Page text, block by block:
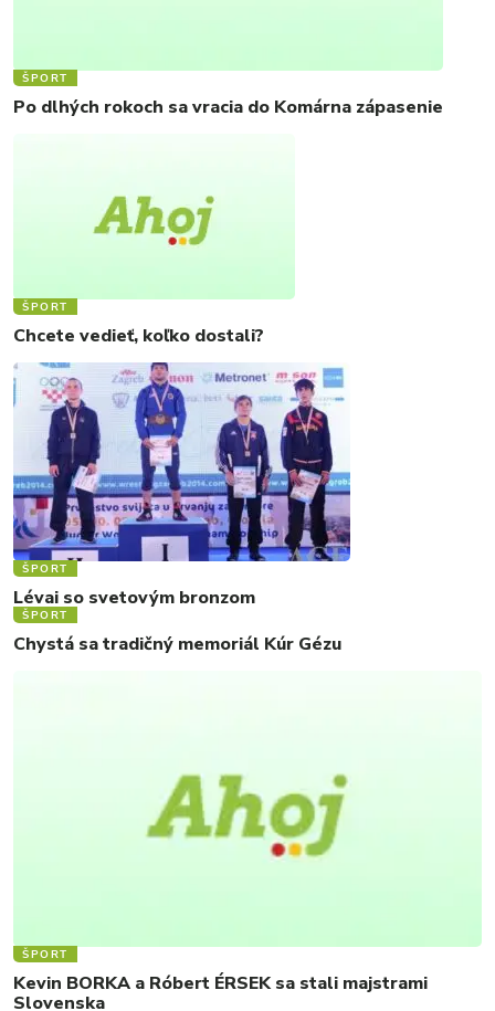
ŠPORT
Po dlhých rokoch sa vracia do Komárna zápasenie
ŠPORT
Chcete vedieť, koľko dostali?
ŠPORT
Lévai so svetovým bronzom
ŠPORT
Chystá sa tradičný memoriál Kúr Gézu
ŠPORT
Kevin BORKA a Róbert ÉRSEK sa stali majstrami
Slovenska